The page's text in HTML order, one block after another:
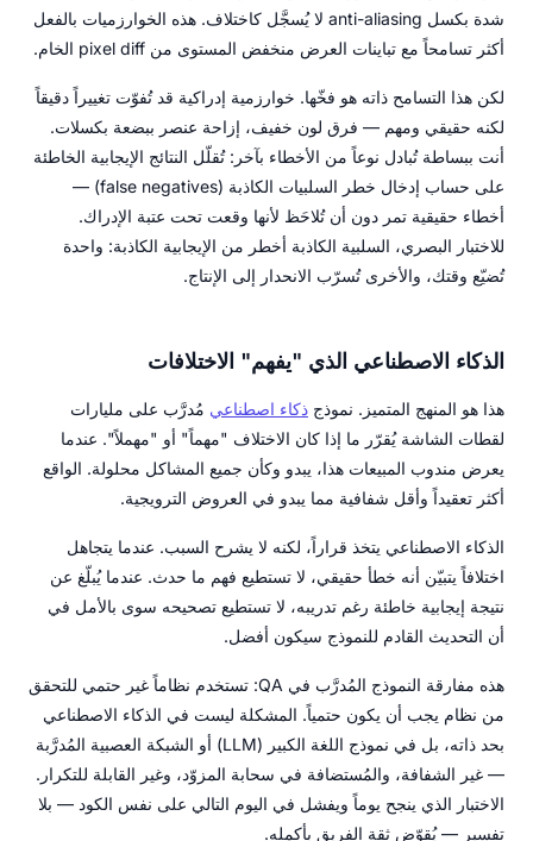
شدة بكسل anti-aliasing لا يُسجَّل كاختلاف. هذه الخوارزميات بالفعل
أكثر تسامحاً مع تباينات العرض منخفض المستوى من pixel diff الخام.
لكن هذا التسامح ذاته هو فخّها. خوارزمية إدراكية قد تُفوّت تغييراً دقيقاً
لكنه حقيقي ومهم — فرق لون خفيف، إزاحة عنصر ببضعة بكسلات.
أنت ببساطة تُبادل نوعاً من الأخطاء بآخر: تُقلّل النتائج الإيجابية الخاطئة
على حساب إدخال خطر السلبيات الكاذبة (false negatives) —
أخطاء حقيقية تمر دون أن تُلاحَظ لأنها وقعت تحت عتبة الإدراك.
للاختبار البصري، السلبية الكاذبة أخطر من الإيجابية الكاذبة: واحدة
تُضيّع وقتك، والأخرى تُسرّب الانحدار إلى الإنتاج.
الذكاء الاصطناعي الذي "يفهم" الاختلافات
هذا هو المنهج المتميز. نموذج ذكاء اصطناعي مُدرَّب على مليارات
لقطات الشاشة يُقرّر ما إذا كان الاختلاف "مهماً" أو "مهملاً". عندما
يعرض مندوب المبيعات هذا، يبدو وكأن جميع المشاكل محلولة. الواقع
أكثر تعقيداً وأقل شفافية مما يبدو في العروض الترويجية.
الذكاء الاصطناعي يتخذ قراراً، لكنه لا يشرح السبب. عندما يتجاهل
اختلافاً يتبيّن أنه خطأ حقيقي، لا تستطيع فهم ما حدث. عندما يُبلّغ عن
نتيجة إيجابية خاطئة رغم تدريبه، لا تستطيع تصحيحه سوى بالأمل في
أن التحديث القادم للنموذج سيكون أفضل.
هذه مفارقة النموذج المُدرَّب في QA: تستخدم نظاماً غير حتمي للتحقق
من نظام يجب أن يكون حتمياً. المشكلة ليست في الذكاء الاصطناعي
بحد ذاته، بل في نموذج اللغة الكبير (LLM) أو الشبكة العصبية المُدرَّبة
— غير الشفافة، والمُستضافة في سحابة المزوّد، وغير القابلة للتكرار.
الاختبار الذي ينجح يوماً ويفشل في اليوم التالي على نفس الكود — بلا
تفسير — يُقوّض ثقة الفريق بأكمله.